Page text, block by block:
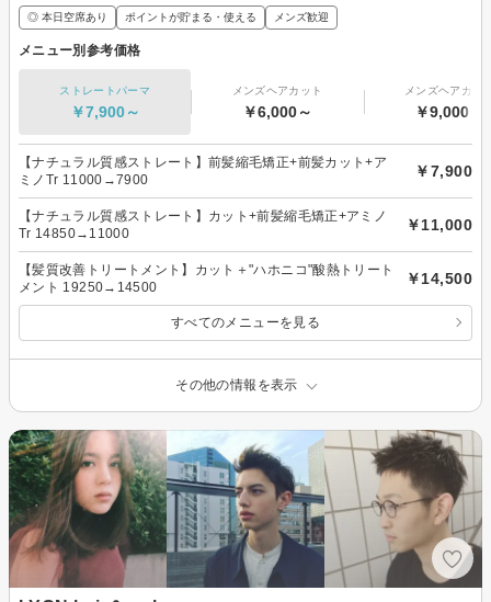
◎ 本日空席あり ポイントが貯まる・使える メンズ歓迎
メニュー別参考価格
ストレートパーマ
￥7,900～
メンズヘアカット
￥6,000～
メンズヘアカラ
￥9,000～
【ナチュラル質感ストレート】前髪縮毛矯正+前髪カット+ア
ミノTr 11000→7900
￥7,900
【ナチュラル質感ストレート】カット+前髪縮毛矯正+アミノ
Tr 14850→11000
￥11,000
【髪質改善トリートメント】カット＋"ハホニコ"酸熱トリート
メント 19250→14500
￥14,500
すべてのメニューを見る
その他の情報を表示